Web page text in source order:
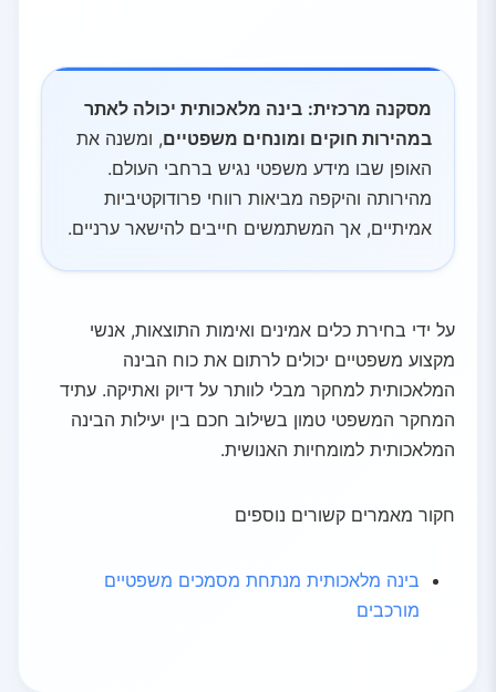
מסקנה מרכזית: בינה מלאכותית יכולה לאתר
במהירות חוקים ומונחים משפטיים, ומשנה את
האופן שבו מידע משפטי נגיש ברחבי העולם.
מהירותה והיקפה מביאות רווחי פרודוקטיביות
אמיתיים, אך המשתמשים חייבים להישאר ערניים.
על ידי בחירת כלים אמינים ואימות התוצאות, אנשי
מקצוע משפטיים יכולים לרתום את כוח הבינה
המלאכותית למחקר מבלי לוותר על דיוק ואתיקה. עתיד
המחקר המשפטי טמון בשילוב חכם בין יעילות הבינה
המלאכותית למומחיות האנושית.
חקור מאמרים קשורים נוספים
בינה מלאכותית מנתחת מסמכים משפטיים
מורכבים